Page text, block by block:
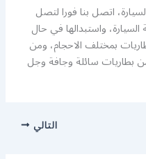
اتصل بنا فورا لتصل
واستبدالها في حال
بمختلف الاحجام، ومن
بطاريات سائلة وجافة وجل
التالي